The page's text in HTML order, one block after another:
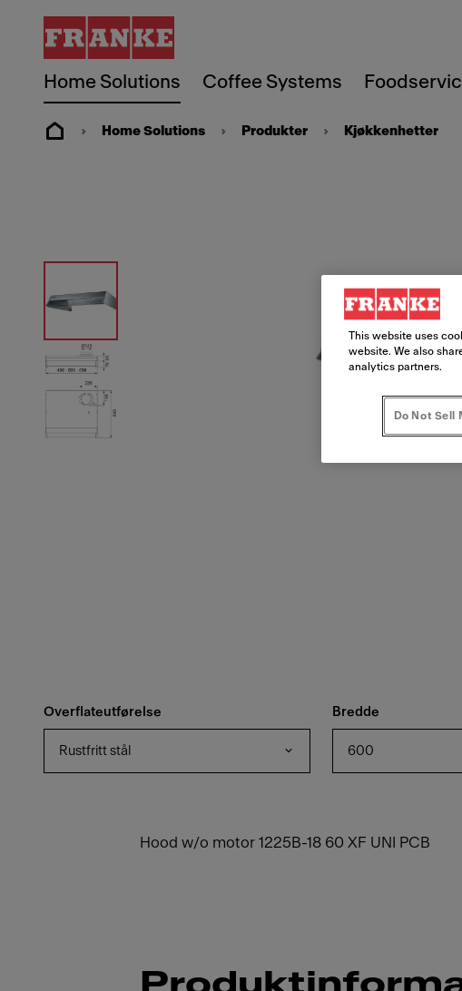
Home Solutions Coffee Systems
Home Solutions Produkter Kjøkkenhetter
Overflateutførelse
Rustfritt stål
Bredde
600
Hood w/o motor 1225B-18 60 XF UNI PCB
This website uses
website. We also
analytics partners.
Do Not Sell